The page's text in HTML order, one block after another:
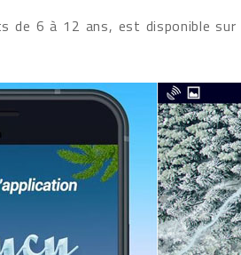
de 6 à 12 ans, est disponible sur